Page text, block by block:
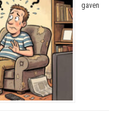
gaven